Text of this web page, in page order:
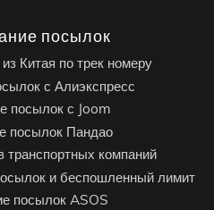
посылок
Китая по трек номеру
с Алиэкспресс
посылок с Joom
посылок Пандао
транспортных компаний
и беспошленный лимит
посылок ASOS